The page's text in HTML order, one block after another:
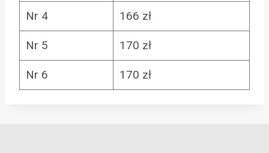
Nr 4 166 zł
Nr 5 170 zł
Nr 6 170 zł